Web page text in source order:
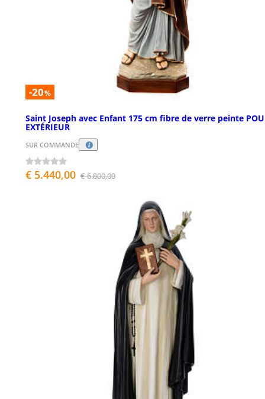
-20%
Saint Joseph avec Enfant 175 cm fibre de verre peinte
EXTÉRIEUR
SUR COMMANDE
€ 5.440,00 € 6.800,00